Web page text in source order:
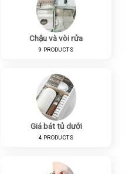
Chậu và vòi rửa
9 PRODUCTS
Giá bát tủ dưới
4 PRODUCTS